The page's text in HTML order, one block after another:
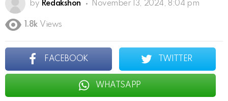
by Redakshon November 13, 2024, 8:04 pm
1.8k Views
FACEBOOK TWITTER
WHATSAPP